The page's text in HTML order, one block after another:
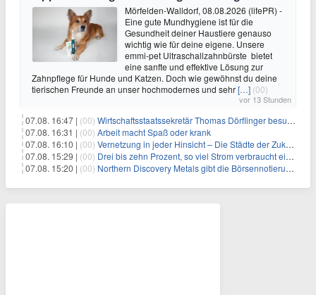
Mörfelden-Walldorf, 08.08.2026 (lifePR) -
Eine gute Mundhygiene ist für die
Gesundheit deiner Haustiere genauso
wichtig wie für deine eigene. Unsere
emmi-pet Ultraschallzahnbürste bietet
eine sanfte und effektive Lösung zur
Zahnpflege für Hunde und Katzen. Doch wie gewöhnst du deine
tierischen Freunde an unser hochmodernes und sehr[…] (00)
vor 13 Stunden
07.08. 16:47 | (00) Wirtschaftsstaatssekretär Thomas Dörflinger besucht Handwerksbetrieb im Kammerbezirk Freiburg
07.08. 16:31 | (00) Arbeit macht Spaß oder krank
07.08. 16:10 | (00) Vernetzung in jeder Hinsicht – Die Städte der Zukunft sind grün-blau
07.08. 15:29 | (00) Drei bis zehn Prozent, so viel Strom verbraucht ein Aufzug im Gebäude
07.08. 15:20 | (00) Northern Discovery Metals gibt die Börsennotierung an der Frankfurter Wertpapierbörse bekannt